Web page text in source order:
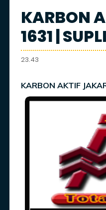
KARBON
1631 |
23.43
KARBON AKTIF